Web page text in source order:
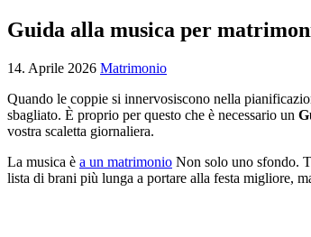
Guida alla musica per
14. Aprile 2026 Matrimonio
Quando le coppie si innervosiscono nella
sbagliato. È proprio per questo che è necessario un
vostra scaletta giornaliera.
La musica è a un matrimonio Non solo uno sfondo.
lista di brani più lunga a portare alla festa migliore,